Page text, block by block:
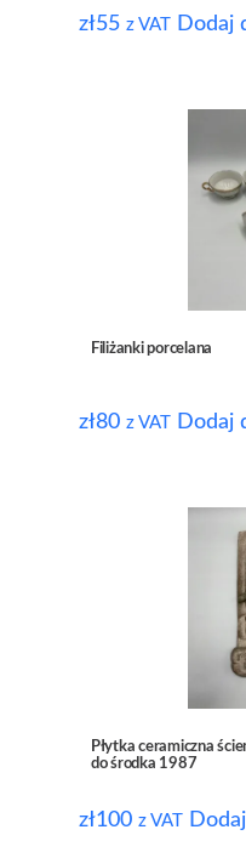
zł55 z VAT Dodaj
Filiżanki porcelana
zł80 z VAT Dodaj
Płytka ceramiczna
do środka 1987
zł100 z VAT